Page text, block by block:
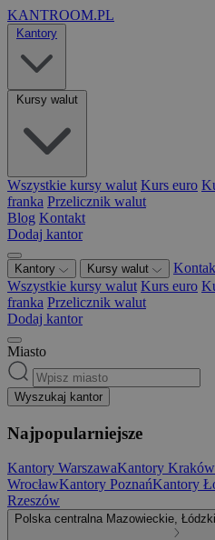
KANTROOM.PL
Kantory
Kursy walut
Wszystkie kursy walut Kurs euro
franka Przelicznik walut
Blog Kontakt
Dodaj kantor
Kantory Kursy walut
Wszystkie kursy walut Kurs euro
franka Przelicznik walut
Dodaj kantor
Miasto
Wyszukaj kantor
Najpopularniejsze
Kantory WarszawaKantory Kraków
WrocławKantory PoznańKantory
Rzeszów
Polska centralna Mazowieckie,